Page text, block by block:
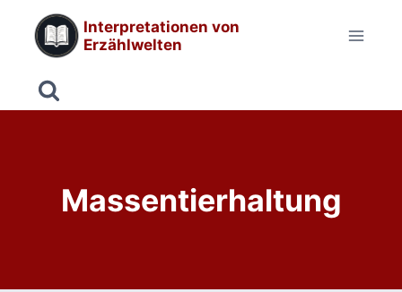
Inhalt
springen
Interpretationen von
Erzählwelten
Massentierhaltung